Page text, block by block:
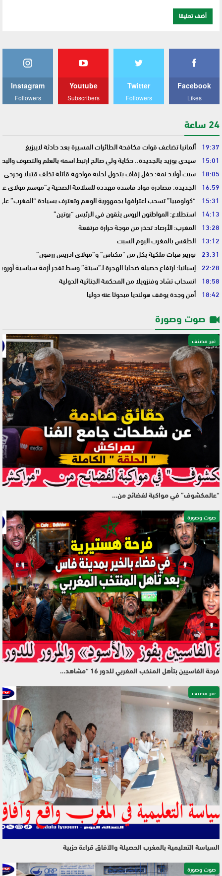
Facebook
Likes
Twitter
Followers
Youtube
Subscribers
Instagram
Followers
24 ساعة
19:37 ألمانيا تضاعف قوات مكافحة الطائرات المسيرة بعد حادثة لايبزيغ
15:01 سيدي بوزيد بالجديدة.. حكاية ولي صالح ارتبط اسمه بالعلم والتصوف والبحر
18:05 سبت أولاد نمة: حفل زفاف يتحول لحلبة مواجهة قاتلة تخلف قتيلا وجرحى
16:59 الجديدة: مصادرة مواد فاسدة مهددة للسلامة الصحية بـ”موسم مولاي
15:31 “كولومبيا” تسحب اعترافها بجمهورية الوهم وتعترف بسيادة “المغرب”
14:13 استطلاع: المواطنون الروس يثقون في الرئيس “بوتين”
13:28 المغرب: الأرصاد تحذر من موجة حرارة مرتفعة
13:12 الطقس بالمغرب اليوم السبت
23:31 توزيع هبات ملكية بكل من “مكناس” و”مولاي ادريس زرهون”
22:28 إسبانيا: ارتفاع حصيلة ضحايا الهجرة لـ”سبتة” وسط تفجر أزمة سياسية
18:58 انسحاب تشاد وفنزويلا من المحكمة الجنائية الدولية
18:42 أمن وجدة يوقف هولنديا مبحوثا عنه دوليا
صوت وصورة
غير مصنف
“عالمكشوف” في مواكبة لفضائح من…
صوت وصورة
فرحة الفاسيين بتأهل المنخب المغربي للدور 16 “مشاهد…
غير مصنف
السياسة التعليمية بالمغرب الحصيلة والآفاق قراءة حزبية
صوت وصورة